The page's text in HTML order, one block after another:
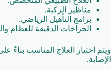
مناظير الركبة.
برامج التأهيل الرياضي.
الجراحات الدقيقة للعظام
ويتم اختيار العلاج المناسب بناءً
الإصابة.